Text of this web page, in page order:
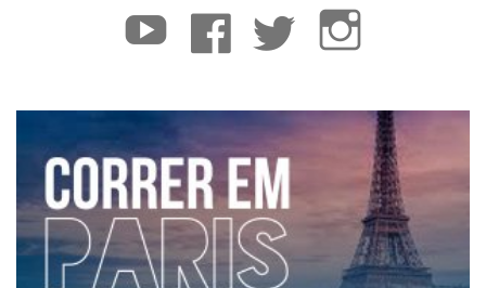
YouTube Facebook Twitter